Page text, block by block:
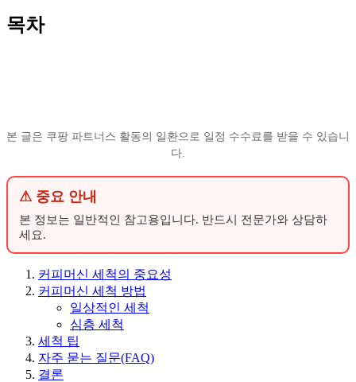
목차
본 글은 쿠팡 파트너스 활동의 일환으로 일정 수수료를 받을 수 있습니
다.
⚠ 중요 안내
본 정보는 일반적인 참고용입니다. 반드시 전문가와 상담하
세요.
커피머신 세척의 중요성
커피머신 세척 방법
일상적인 세척
심층 세척
세척 팁
자주 묻는 질문(FAQ)
결론